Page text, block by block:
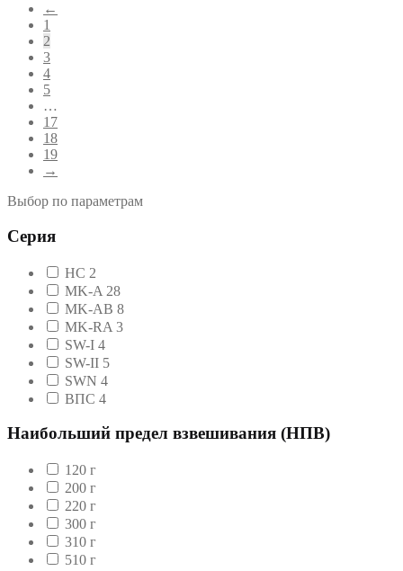
←
1
2
3
4
5
…
17
18
19
→
Выбор по параметрам
Серия
HC 2
MK-A 28
MK-AB 8
MK-RA 3
SW-I 4
SW-II 5
SWN 4
ВПС 4
Наибольший предел взвешивания (НПВ)
120 г
200 г
220 г
300 г
310 г
510 г